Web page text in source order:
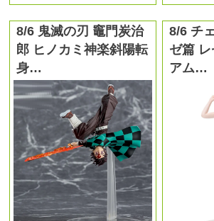
8/6 鬼滅の刃 竈門炭治
郎 ヒノカミ神楽斜陽転
身…
8/6 チ
ゼ篇 レ
アム…